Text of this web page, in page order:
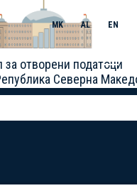
за отворени податоци
Северна
MK AL EN
Toggle